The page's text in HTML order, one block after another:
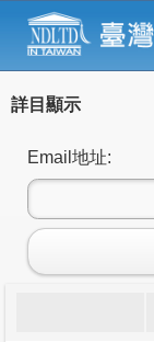
詳目顯示
Email地址: